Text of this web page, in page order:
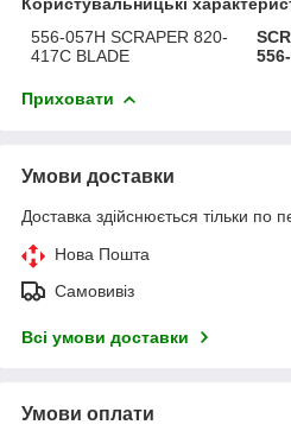
556-057H SCRAPER 820-
417C BLADE
Приховати
Умови доставки
Доставка здійснюється тільки по
Нова Пошта
Самовивіз
Всі умови доставки
Умови оплати